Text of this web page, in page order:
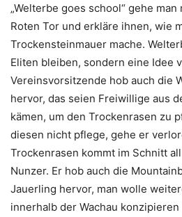
„Welterbe goes school“ gehe
Roten Tor und erkläre ihnen, wie
Trockensteinmauer mache.
Eliten bleiben, sondern eine Idee
Vereinsvorsitzende hob auch die
hervor, das seien Freiwillige aus
kämen, um den Trockenrasen zu
diesen nicht pflege, gehe er
Trockenrasen kommt im Schnitt
Nunzer. Er hob auch die
Jauerling hervor, man wolle
innerhalb der Wachau